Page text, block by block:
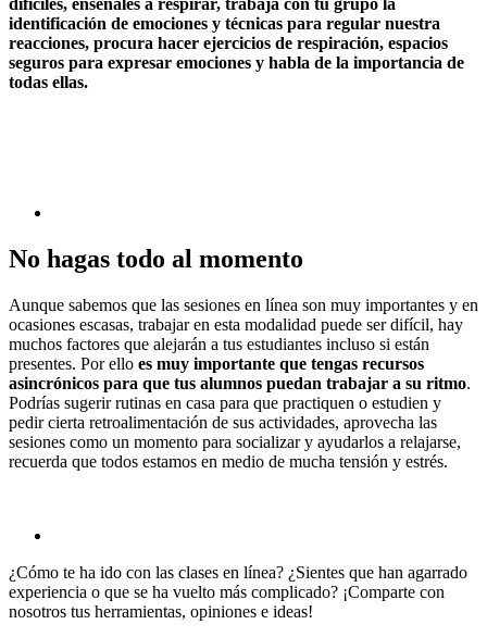
difíciles, enséñales a respirar, trabaja con tu grupo la
identificación de emociones y técnicas para regular nuestra
reacciones, procura hacer ejercicios de respiración, espacios
seguros para expresar emociones y habla de la importancia de
todas ellas.
No hagas todo al momento
Aunque sabemos que las sesiones en línea son muy importantes y en
ocasiones escasas, trabajar en esta modalidad puede ser difícil, hay
muchos factores que alejarán a tus estudiantes incluso si están
presentes. Por ello es muy importante que tengas recursos
asincrónicos para que tus alumnos puedan trabajar a su ritmo.
Podrías sugerir rutinas en casa para que practiquen o estudien y
pedir cierta retroalimentación de sus actividades, aprovecha las
sesiones como un momento para socializar y ayudarlos a relajarse,
recuerda que todos estamos en medio de mucha tensión y estrés.
¿Cómo te ha ido con las clases en línea? ¿Sientes que han agarrado
experiencia o que se ha vuelto más complicado? ¡Comparte con
nosotros tus herramientas, opiniones e ideas!